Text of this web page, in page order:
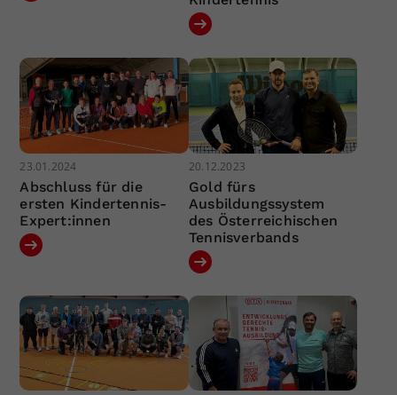
23.01.2024
Abschluss für die
ersten Kindertennis-
Expert:innen
20.12.2023
Gold fürs
Ausbildungssystem
des Österreichischen
Tennisverbands